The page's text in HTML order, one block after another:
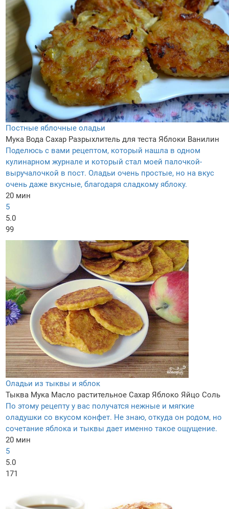
Постные яблочные оладьи
Мука Вода Сахар Разрыхлитель для теста Яблоки Ванилин
Поделюсь с вами рецептом, который нашла в одном
кулинарном журнале и который стал моей палочкой-
выручалочкой в пост. Оладьи очень простые, но на вкус
очень даже вкусные, благодаря сладкому яблоку.
20 мин
5
5.0
99
Оладьи из тыквы и яблок
Тыква Мука Масло растительное Сахар Яблоко Яйцо Соль
По этому рецепту у вас получатся нежные и мягкие
оладушки со вкусом конфет. Не знаю, откуда он родом, но
сочетание яблока и тыквы дает именно такое ощущение.
20 мин
5
5.0
171